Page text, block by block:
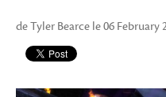
de Tyler Bearce le 06 February